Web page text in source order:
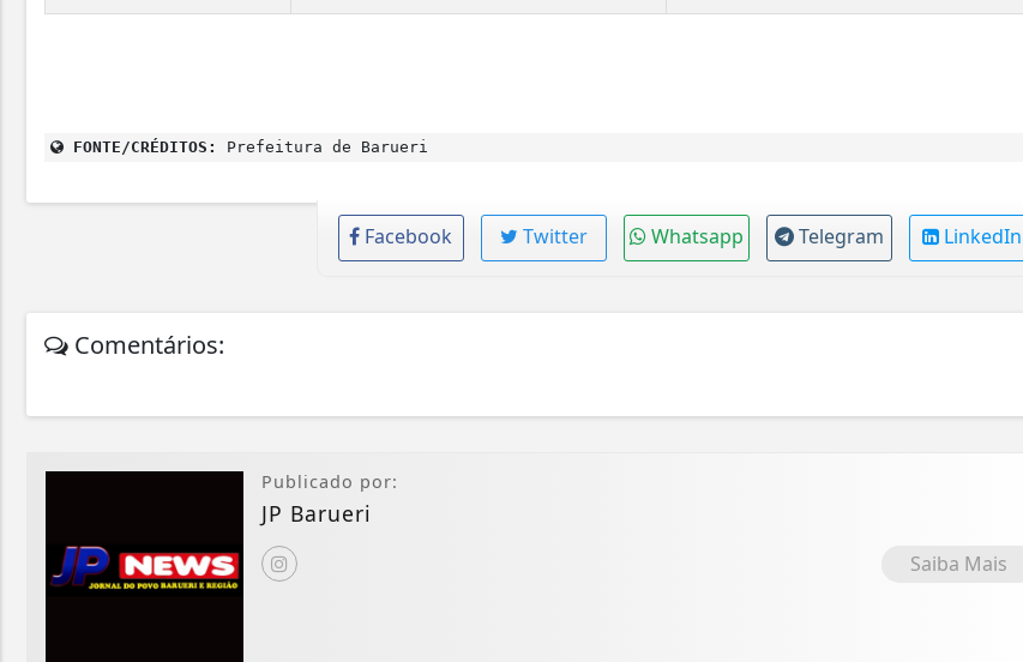
FONTE/CRÉDITOS: Prefeitura de Barueri
Facebook Twitter Whatsapp Telegram LinkedIn
Comentários:
Publicado por:
JP Barueri
Saiba Mais